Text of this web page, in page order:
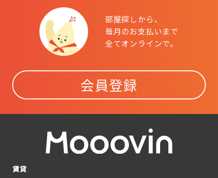
部屋探しから、
毎月のお支払いまで
全てオンラインで。
会員登録
賃貸